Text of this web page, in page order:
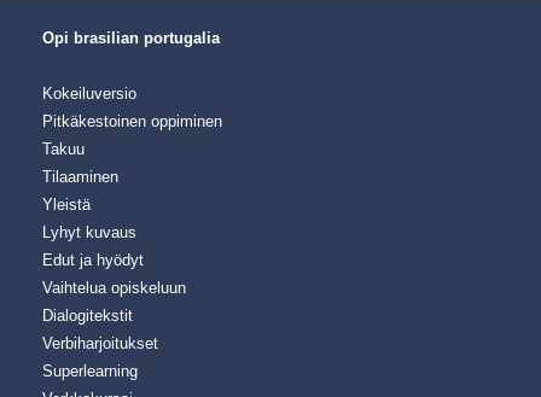
Opi brasilian portugalia
Kokeiluversio
Pitkäkestoinen oppiminen
Takuu
Tilaaminen
Yleistä
Lyhyt kuvaus
Edut ja hyödyt
Vaihtelua opiskeluun
Dialogitekstit
Verbiharjoitukset
Superlearning